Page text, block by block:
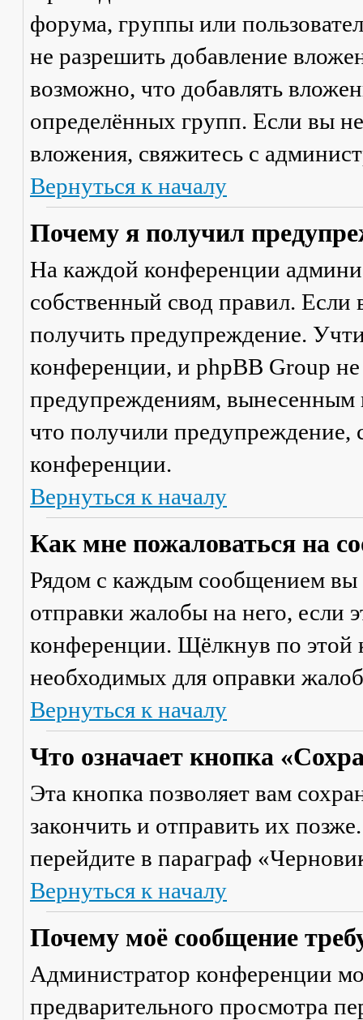
форума, группы или
не разрешить добавление
возможно, что добавлять
определённых групп. Если вы
вложения, свяжитесь с
Вернуться к началу
Почему я получил
На каждой конференции
собственный свод правил.
получить предупреждение.
конференции, и phpBB Group
предупреждениям, вынесенным
что получили предупреждение,
конференции.
Вернуться к началу
Как мне пожаловаться на
Рядом с каждым сообщением вы
отправки жалобы на него, если
конференции. Щёлкнув по этой
необходимых для оправки
Вернуться к началу
Что означает кнопка
Эта кнопка позволяет вам
закончить и отправить их
перейдите в параграф
Вернуться к началу
Почему моё сообщение
Администратор конференции
предварительного просмотра